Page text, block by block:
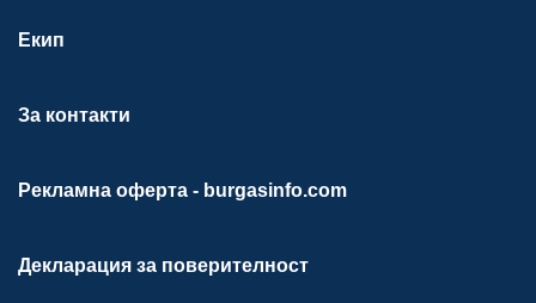
Екип
За контакти
Рекламна оферта - burgasinfo.com
Декларация за поверителност